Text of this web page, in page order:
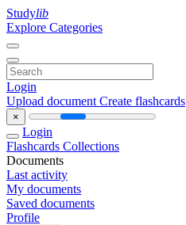
Studylib
Explore Categories
Login
Upload document Create flashcards
×
Login
Flashcards Collections
Documents
Last activity
My documents
Saved documents
Profile